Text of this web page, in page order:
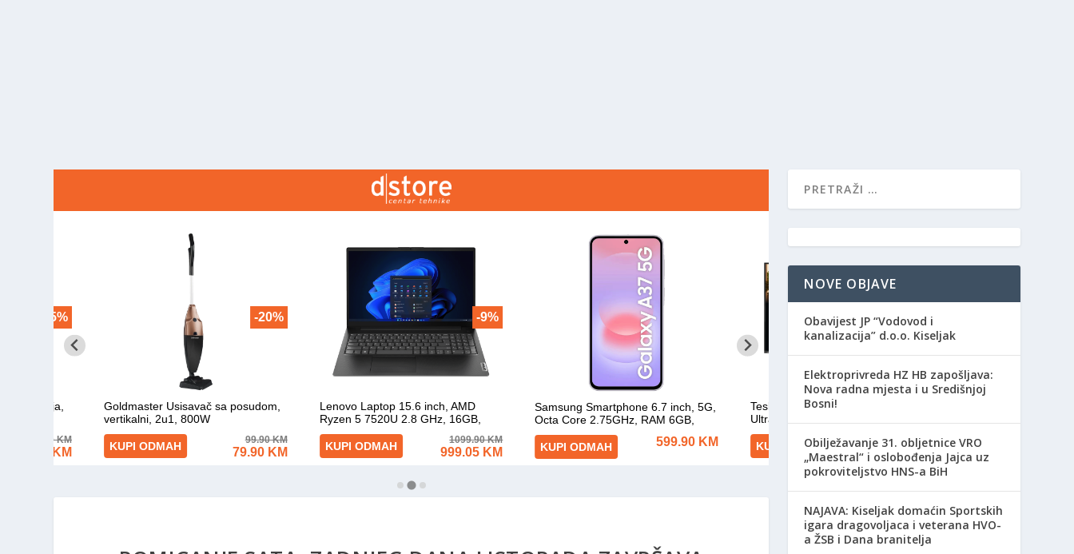
NOVE OBJAVE
Obavijest JP “Vodovod i
kanalizacija” d.o.o. Kiseljak
Elektroprivreda HZ HB zapošljava:
Nova radna mjesta i u Središnjoj
Bosni!
Obilježavanje 31. obljetnice VRO
„Maestral“ i oslobođenja Jajca uz
pokroviteljstvo HNS-a BiH
NAJAVA: Kiseljak domaćin Sportskih
igara dragovoljaca i veterana HVO-
a ŽSB i Dana branitelja